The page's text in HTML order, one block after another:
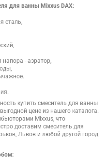
для ванны Mixxus DAX:
сталь,
- аэратор,
купить смеситель для ванны
цене из нашего каталога.
Mixxus, что
доставим смеситель для
Львов и любой другой город